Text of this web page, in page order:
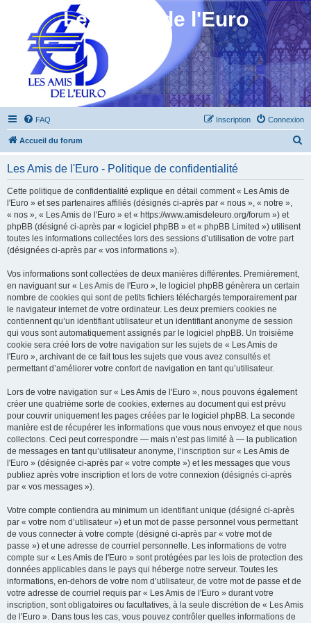
Les Amis de l'Euro
FAQ Connexion
Inscription
Accueil du forum
Les Amis de l'Euro - Politique de confidentialité
Cette politique de confidentialité explique en détail comment « Les Amis de
l'Euro » et ses partenaires affiliés (désignés ci-après par « nous », « notre »,
« nos », « Les Amis de l'Euro » et « https://www.amisdeleuro.org/forum ») et
phpBB (désigné ci-après par « logiciel phpBB » et « phpBB Limited ») utilisent
toutes les informations collectées lors des sessions d’utilisation de votre part
(désignées ci-après par « vos informations »).
Vos informations sont collectées de deux manières différentes. Premièrement,
en naviguant sur « Les Amis de l'Euro », le logiciel phpBB génèrera un certain
nombre de cookies qui sont de petits fichiers téléchargés temporairement par
le navigateur internet de votre ordinateur. Les deux premiers cookies ne
contiennent qu’un identifiant utilisateur et un identifiant anonyme de session
qui vous sont automatiquement assignés par le logiciel phpBB. Un troisième
cookie sera créé lors de votre navigation sur les sujets de « Les Amis de
l'Euro », archivant de ce fait tous les sujets que vous avez consultés et
permettant d’améliorer votre confort de navigation en tant qu’utilisateur.
Lors de votre navigation sur « Les Amis de l'Euro », nous pouvons également
créer une quatrième sorte de cookies, externes au document qui est prévu
pour couvrir uniquement les pages créées par le logiciel phpBB. La seconde
manière est de récupérer les informations que vous nous envoyez et que nous
collectons. Ceci peut correspondre — mais n’est pas limité à — la publication
de messages en tant qu’utilisateur anonyme, l’inscription sur « Les Amis de
l'Euro » (désignée ci-après par « votre compte ») et les messages que vous
publiez après votre inscription et lors de votre connexion (désignés ci-après
par « vos messages »).
Votre compte contiendra au minimum un identifiant unique (désigné ci-après
par « votre nom d’utilisateur ») et un mot de passe personnel vous permettant
de vous connecter à votre compte (désigné ci-après par « votre mot de
passe ») et une adresse de courriel personnelle. Les informations de votre
compte sur « Les Amis de l'Euro » sont protégées par les lois de protection des
données applicables dans le pays qui héberge notre serveur. Toutes les
informations, en-dehors de votre nom d’utilisateur, de votre mot de passe et de
votre adresse de courriel requis par « Les Amis de l'Euro » durant votre
inscription, sont obligatoires ou facultatives, à la seule discrétion de « Les Amis
de l'Euro ». Dans tous les cas, vous pouvez contrôler quelles informations de